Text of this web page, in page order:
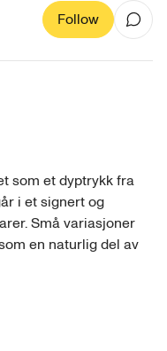
Follow
som et dyptrykk fra
i et signert og
Små variasjoner
en naturlig del av